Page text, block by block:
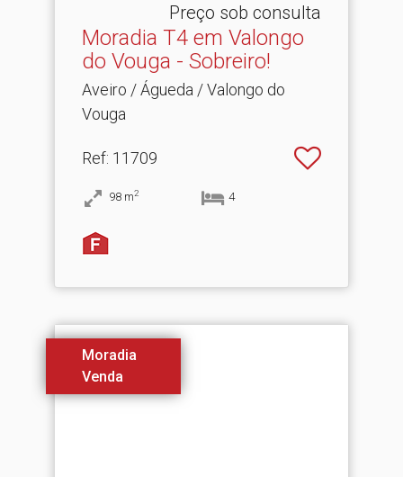
Preço sob consulta
Moradia T4 em Valongo
do Vouga - Sobreiro!
Aveiro / Águeda / Valongo do
Vouga
Ref: 11709
98 m2 4
Moradia
Venda